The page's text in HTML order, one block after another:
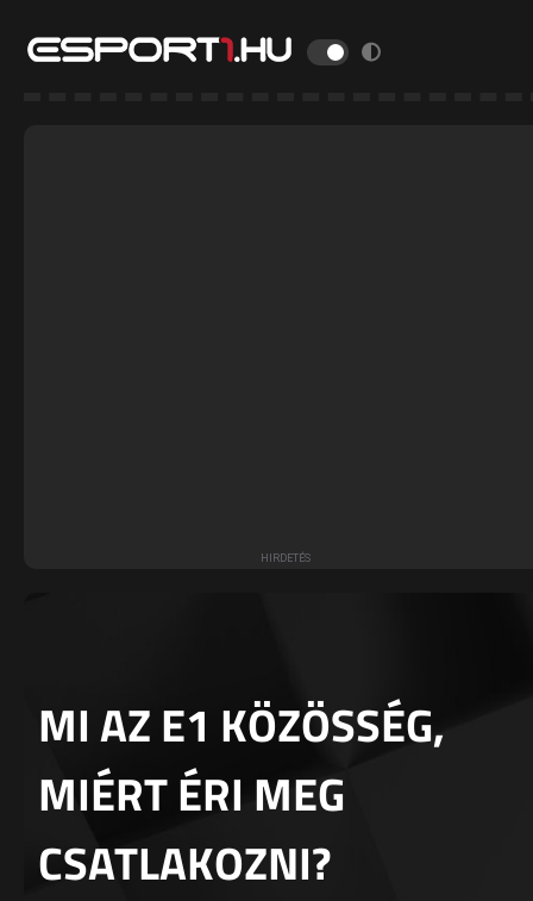
MI AZ E1 KÖZÖSSÉG,
MIÉRT ÉRI MEG
CSATLAKOZNI?